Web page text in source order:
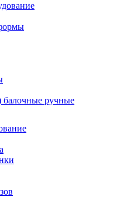
балочные ручные